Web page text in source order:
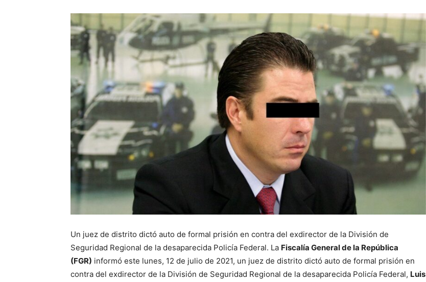
Un juez de distrito dictó auto de formal prisión en contra del exdirector de la División de
Seguridad Regional de la desaparecida Policía Federal. La Fiscalía General de la República
(FGR) informó este lunes, 12 de julio de 2021, un juez de distrito dictó auto de formal prisión en
contra del exdirector de la División de Seguridad Regional de la desaparecida Policía Federal, Luis